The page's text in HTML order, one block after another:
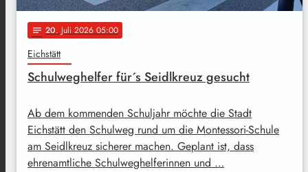
notes 20. Juli 2026 05:00
Eichstätt
Schulweghelfer für´s Seidlkreuz gesucht
Ab dem kommenden Schuljahr möchte die Stadt
Eichstätt den Schulweg rund um die Montessori-Schule
am Seidlkreuz sicherer machen. Geplant ist, dass
ehrenamtliche Schulweghelferinnen und …